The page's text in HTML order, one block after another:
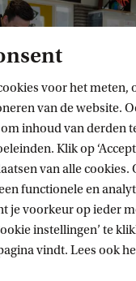
vraag
over je
voor het meten,
van de website.
inhoud van derden
Klik op
van alle cookies.
functionele en
je voorkeur op ieder
instellingen’ te
vindt. Lees ook